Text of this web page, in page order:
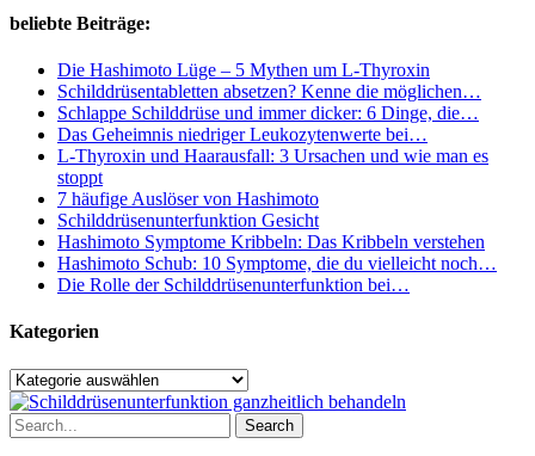
Shui
beliebte Beiträge:
Die Hashimoto Lüge – 5 Mythen um L-Thyroxin
Schilddrüsentabletten absetzen? Kenne die möglichen…
Schlappe Schilddrüse und immer dicker: 6 Dinge, die…
Das Geheimnis niedriger Leukozytenwerte bei…
L-Thyroxin und Haarausfall: 3 Ursachen und wie man es
stoppt
7 häufige Auslöser von Hashimoto
Schilddrüsenunterfunktion Gesicht
Hashimoto Symptome Kribbeln: Das Kribbeln verstehen
Hashimoto Schub: 10 Symptome, die du vielleicht noch…
Die Rolle der Schilddrüsenunterfunktion bei…
Kategorien
Kategorien
Search